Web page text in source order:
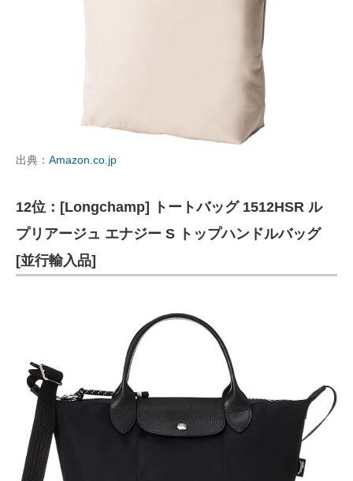
出典： Amazon.co.jp
12位：[Longchamp] トートバッグ 1512HSR ル
プリアージュ エナジー S トップハンドルバッグ
[並行輸入品]